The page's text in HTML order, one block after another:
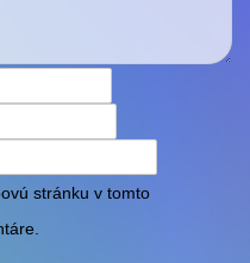
stránku v tomto